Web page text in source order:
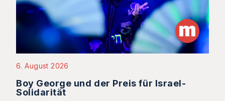
6. August 2026
Boy George und der Preis für Israel-
Solidarität